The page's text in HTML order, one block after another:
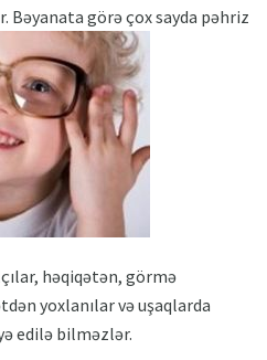
Bəyanata görə çox sayda pəhriz
həqiqətən, görmə
yoxlanılar və uşaqlarda
edilə bilməzlər.